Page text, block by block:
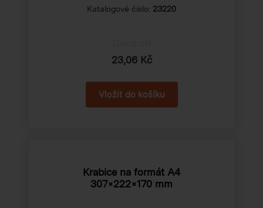
Katalogové číslo: 23220
23,06 Kč
Krabice na formát A4
307×222×170 mm